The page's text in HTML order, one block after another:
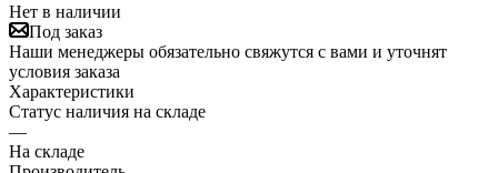
Нет в наличии
Под заказ
Наши менеджеры обязательно свяжутся с вами и уточнят
условия заказа
Характеристики
Статус наличия на складе
—
На складе